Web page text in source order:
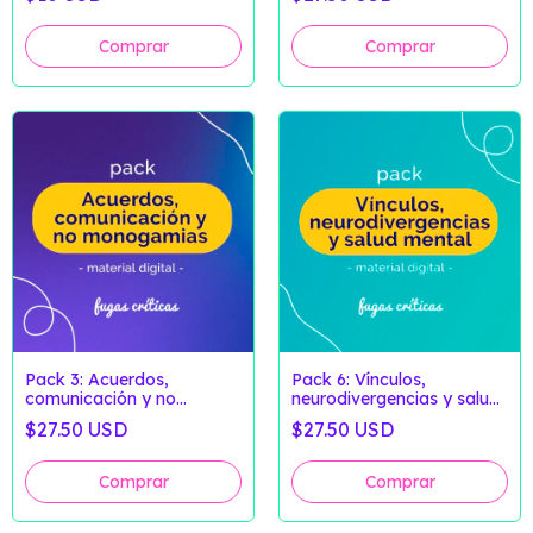
Pack 3: Acuerdos,
comunicación y no
monogamias - Fugas
Críticas
$27.50 USD
Pack 6: Vínculos,
neurodivergencias y salud
mental - Fugas Críticas
$27.50 USD